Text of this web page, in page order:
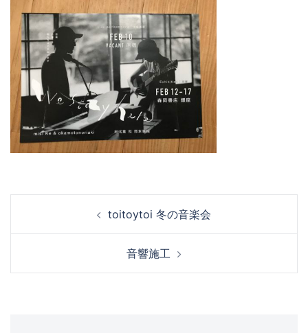
ナ
ゲ
toitoytoi 冬の音楽会
音響施工